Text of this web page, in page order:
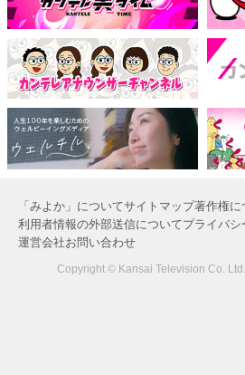
「みよか」についてサイトマップ著作権に
利用者情報の外部送信についてプライバシ
運営会社お問い合わせ
Copyright © Kansai Television Co.